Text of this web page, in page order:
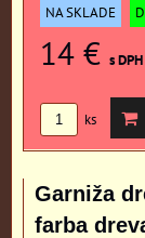
NA SKLADE
14 € s DPH
ks
Garniža
farba